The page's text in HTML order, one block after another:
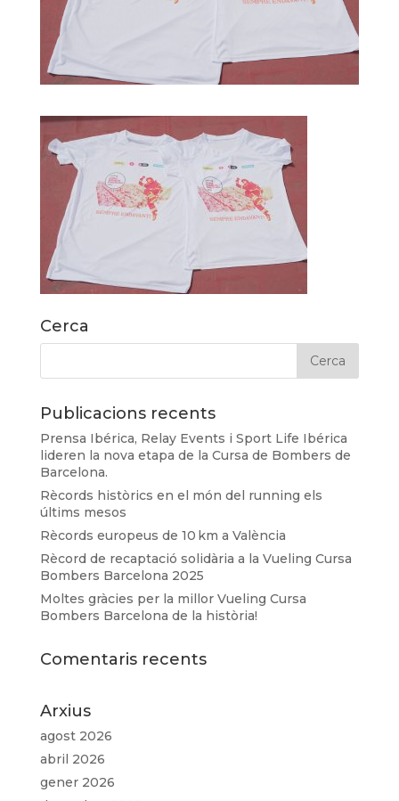
Cerca
Publicacions recents
Prensa Ibérica, Relay Events i Sport Life Ibérica
lideren la nova etapa de la Cursa de Bombers de
Barcelona.
Rècords històrics en el món del running els
últims mesos
Rècords europeus de 10 km a València
Rècord de recaptació solidària a la Vueling Cursa
Bombers Barcelona 2025
Moltes gràcies per la millor Vueling Cursa
Bombers Barcelona de la història!
Comentaris recents
Arxius
agost 2026
abril 2026
gener 2026